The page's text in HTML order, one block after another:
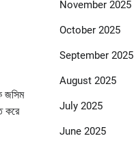
জসিম
করে
November 2025
October 2025
September 2025
August 2025
July 2025
June 2025